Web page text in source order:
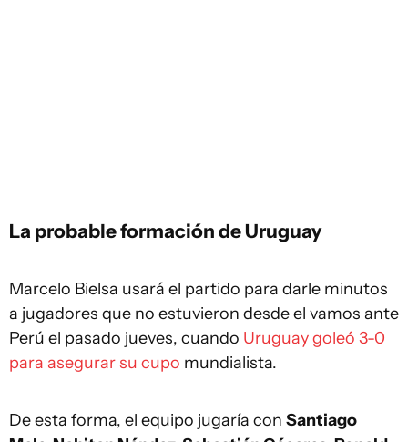
La probable formación de Uruguay
Marcelo Bielsa usará el partido para darle minutos
a jugadores que no estuvieron desde el vamos ante
Perú el pasado jueves, cuando Uruguay goleó 3-0
para asegurar su cupo mundialista.
De esta forma, el equipo jugaría con Santiago